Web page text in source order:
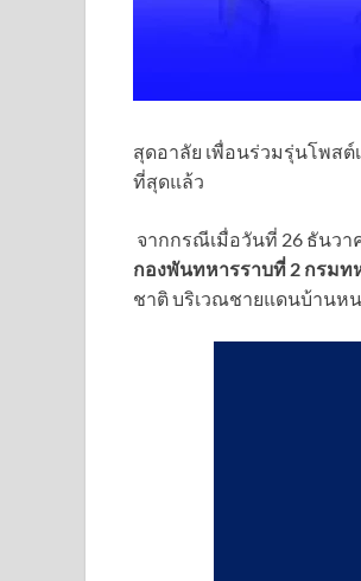
สุดอาลัย เพื่อนร่วมรุ่นโพส
ที่สุดแล้ว
จากกรณีเมื่อวันที่ 26 ธันวา
กองพันทหารราบที่ 2 กรมท
ชาติ บริเวณชายแดนบ้านห